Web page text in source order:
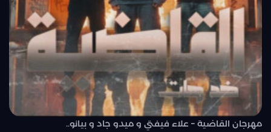
مهرجان القاضية – علاء فيفتي و ميدو جاد و بيانو..